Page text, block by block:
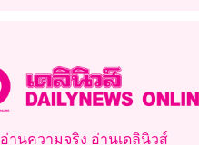
อ่านความจริง อ่านเดลินิวส์